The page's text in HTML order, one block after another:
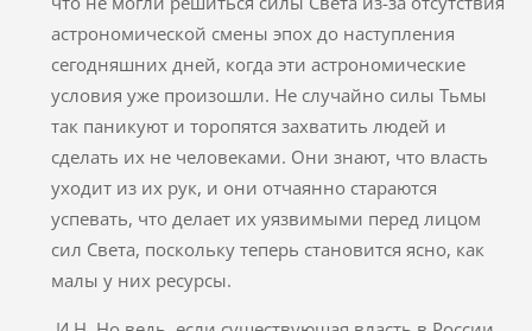
астрономической смены эпох до наступления
сегодняшних дней, когда эти астрономические
условия уже произошли. Не случайно силы Тьмы
так паникуют и торопятся захватить людей и
сделать их не человеками. Они знают, что власть
уходит из их рук, и они отчаянно стараются
успевать, что делает их уязвимыми перед лицом
сил Света, поскольку теперь становится ясно, как
малы у них ресурсы.